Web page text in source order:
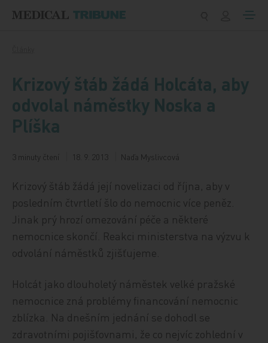
Krizový štáb žádá Holcáta, aby
odvolal náměstky Noska a
Plíška
3 minuty čtení 18. 9. 2013 Naďa Myslivcová
Krizový štáb žádá její novelizaci od října, aby v
posledním čtvrtletí šlo do nemocnic více peněz.
Jinak prý hrozí omezování péče a některé
nemocnice skončí. Reakci ministerstva na výzvu k
odvolání náměstků zjišťujeme.
Holcát jako dlouholetý náměstek velké pražské
nemocnice zná problémy financování nemocnic
zblízka. Na dnešním jednání se dohodl se
zdravotními pojišťovnami, že co nejvíc zohlední v